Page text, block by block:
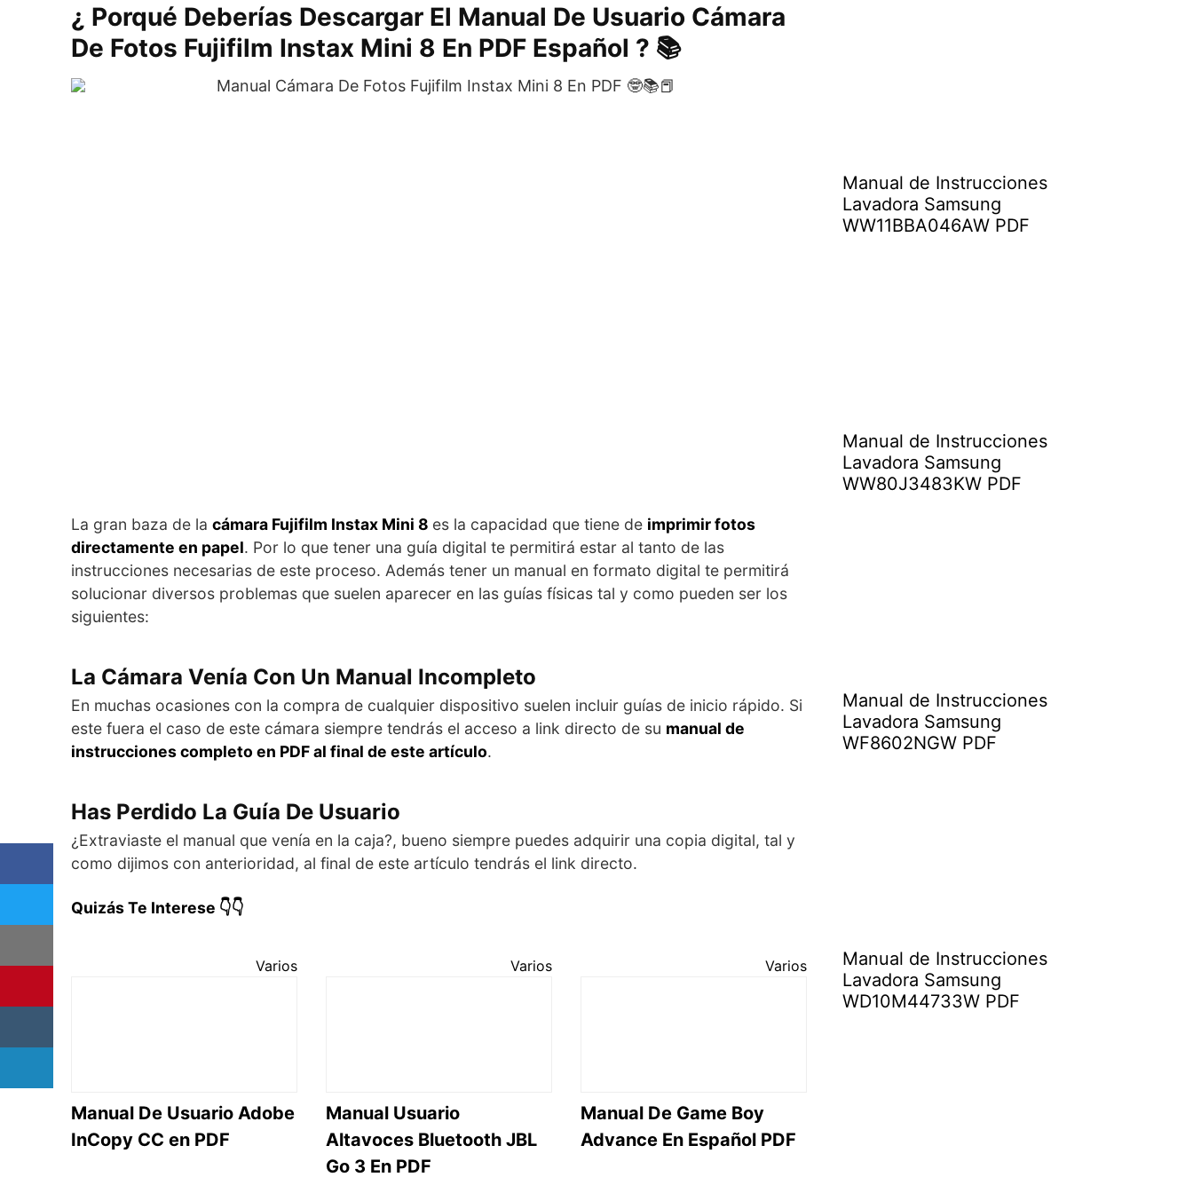
¿ Porqué Deberías Descargar El Manual De Usuario Cámara
De Fotos Fujifilm Instax Mini 8 En PDF Español ? 📚
La gran baza de la cámara Fujifilm Instax Mini 8 es la capacidad que tiene de imprimir fotos
directamente en papel. Por lo que tener una guía digital te permitirá estar al tanto de las
instrucciones necesarias de este proceso. Además tener un manual en formato digital te permitirá
solucionar diversos problemas que suelen aparecer en las guías físicas tal y como pueden ser los
siguientes:
La Cámara Venía Con Un Manual Incompleto
En muchas ocasiones con la compra de cualquier dispositivo suelen incluir guías de inicio rápido. Si
este fuera el caso de este cámara siempre tendrás el acceso a link directo de su manual de
instrucciones completo en PDF al final de este artículo.
Has Perdido La Guía De Usuario
¿Extraviaste el manual que venía en la caja?, bueno siempre puedes adquirir una copia digital, tal y
como dijimos con anterioridad, al final de este artículo tendrás el link directo.
Quizás Te Interese 👇👇
Varios
Manual De Usuario Adobe
InCopy CC en PDF
Varios
Manual Usuario
Altavoces Bluetooth JBL
Go 3 En PDF
Varios
Manual De Game Boy
Advance En Español PDF
Manual de Instrucciones
Lavadora Samsung
WW11BBA046AW PDF
Manual de Instrucciones
Lavadora Samsung
WW80J3483KW PDF
Manual de Instrucciones
Lavadora Samsung
WF8602NGW PDF
Manual de Instrucciones
Lavadora Samsung
WD10M44733W PDF